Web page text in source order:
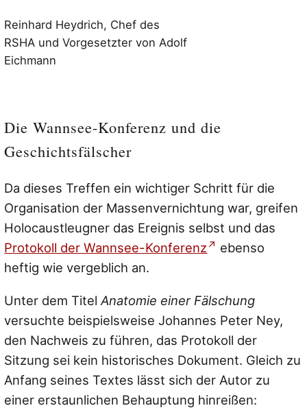
Reinhard Heydrich, Chef des
RSHA und Vorgesetzter von Adolf
Eichmann
Die Wannsee-Konferenz und die
Geschichtsfälscher
Da dieses Treffen ein wichtiger Schritt für die
Organisation der Massenvernichtung war, greifen
Holocaustleugner das Ereignis selbst und das
Protokoll der Wannsee-Konferenz
ebenso
heftig wie vergeblich an.
Unter dem TitelAnatomie einer Fälschung
versuchte beispielsweise Johannes Peter Ney,
den Nachweis zu führen, das Protokoll der
Sitzung sei kein historisches Dokument. Gleich zu
Anfang seines Textes lässt sich der Autor zu
einer erstaunlichen Behauptung hinreißen: